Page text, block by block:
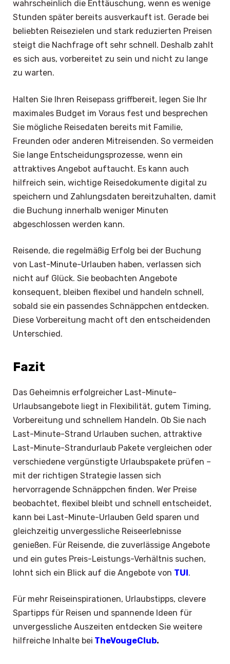
wahrscheinlich die Enttäuschung, wenn es wenige
Stunden später bereits ausverkauft ist. Gerade bei
beliebten Reisezielen und stark reduzierten Preisen
steigt die Nachfrage oft sehr schnell. Deshalb zahlt
es sich aus, vorbereitet zu sein und nicht zu lange
zu warten.
Halten Sie Ihren Reisepass griffbereit, legen Sie Ihr
maximales Budget im Voraus fest und besprechen
Sie mögliche Reisedaten bereits mit Familie,
Freunden oder anderen Mitreisenden. So vermeiden
Sie lange Entscheidungsprozesse, wenn ein
attraktives Angebot auftaucht. Es kann auch
hilfreich sein, wichtige Reisedokumente digital zu
speichern und Zahlungsdaten bereitzuhalten, damit
die Buchung innerhalb weniger Minuten
abgeschlossen werden kann.
Reisende, die regelmäßig Erfolg bei der Buchung
von Last-Minute-Urlauben haben, verlassen sich
nicht auf Glück. Sie beobachten Angebote
konsequent, bleiben flexibel und handeln schnell,
sobald sie ein passendes Schnäppchen entdecken.
Diese Vorbereitung macht oft den entscheidenden
Unterschied.
Fazit
Das Geheimnis erfolgreicher Last-Minute-
Urlaubsangebote liegt in Flexibilität, gutem Timing,
Vorbereitung und schnellem Handeln. Ob Sie nach
Last-Minute-Strand Urlauben suchen, attraktive
Last-Minute-Strandurlaub Pakete vergleichen oder
verschiedene vergünstigte Urlaubspakete prüfen –
mit der richtigen Strategie lassen sich
hervorragende Schnäppchen finden. Wer Preise
beobachtet, flexibel bleibt und schnell entscheidet,
kann bei Last-Minute-Urlauben Geld sparen und
gleichzeitig unvergessliche Reiseerlebnisse
genießen. Für Reisende, die zuverlässige Angebote
und ein gutes Preis-Leistungs-Verhältnis suchen,
lohnt sich ein Blick auf die Angebote von TUI.
Für mehr Reiseinspirationen, Urlaubstipps, clevere
Spartipps für Reisen und spannende Ideen für
unvergessliche Auszeiten entdecken Sie weitere
hilfreiche Inhalte bei TheVougeClub.